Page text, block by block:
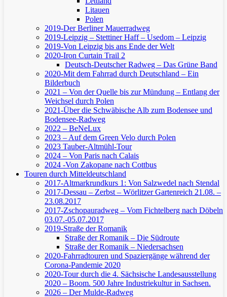
Litauen
Polen
2019-Der Berliner Mauerradweg
2019-Leipzig – Stettiner Haff – Usedom – Leipzig
2019-Von Leipzig bis ans Ende der Welt
2020-Iron Curtain Trail 2
Deutsch-Deutscher Radweg – Das Grüne Band
2020-Mit dem Fahrrad durch Deutschland – Ein
Bilderbuch
2021 – Von der Quelle bis zur Mündung – Entlang der
Weichsel durch Polen
2021-Über die Schwäbische Alb zum Bodensee und
Bodensee-Radweg
2022 – BeNeLux
2023 – Auf dem Green Velo durch Polen
2023 Tauber-Altmühl-Tour
2024 – Von Paris nach Calais
2024 -Von Zakopane nach Cottbus
Touren durch Mitteldeutschland
2017-Altmarkrundkurs 1: Von Salzwedel nach Stendal
2017-Dessau – Zerbst – Wörlitzer Gartenreich 21.08. –
23.08.2017
2017-Zschopauradweg – Vom Fichtelberg nach Döbeln
03.07.-05.07.2017
2019-Straße der Romanik
Straße der Romanik – Die Südroute
Straße der Romanik – Niedersachsen
2020-Fahrradtouren und Spaziergänge während der
Corona-Pandemie 2020
2020-Tour durch die 4. Sächsische Landesausstellung
2020 – Boom. 500 Jahre Industriekultur in Sachsen.
2026 – Der Mulde-Radweg